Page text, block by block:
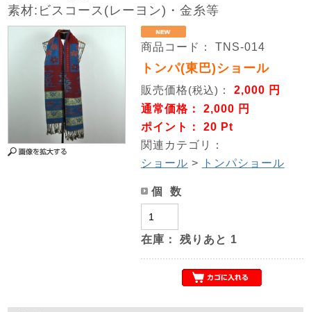
素材:ビスコース(レーヨン)・金糸等
商品コード： TNS-014
トンパ(東巴)ショール
販売価格(税込) ： 2,000 円
通常価格： 2,000 円
ポイント： 20 Pt
関連カテゴリ：
ショール > トンパショール
個 数
在庫： 残りあと 1